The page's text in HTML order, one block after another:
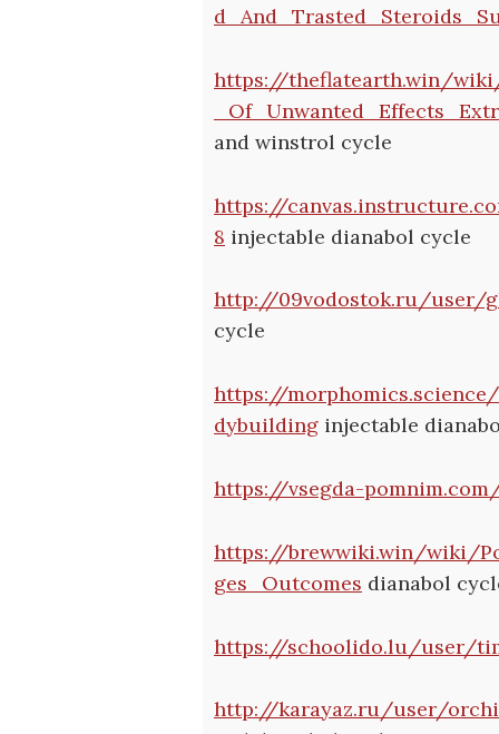
https://theflatearth.win/wiki/
and winstrol cycle
https://
8 injectable dianabol cycle
http://09vodostok.ru/user/
cycle
https://
dybuilding injectable
https://vsegda-
https://brewwiki.win/wiki/
ges_Outcomes dianabol
https://schoolido.lu/user/
http://karayaz.ru/user/